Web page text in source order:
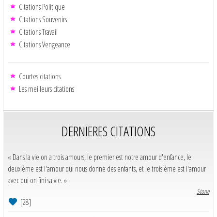
Citations Politique
Citations Souvenirs
Citations Travail
Citations Vengeance
Courtes citations
Les meilleurs citations
DERNIERES CITATIONS
« Dans la vie on a trois amours, le premier est notre amour d'enfance, le
deuxième est l'amour qui nous donne des enfants, et le troisième est l'amour
avec qui on fini sa vie. »
Stone
[28]